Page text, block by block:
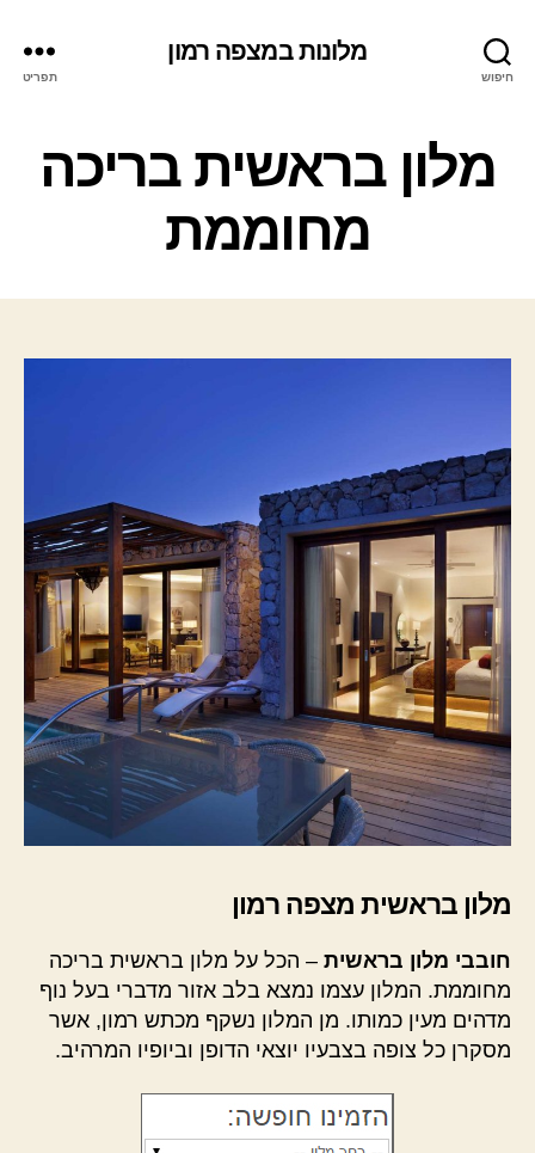
חיפוש
מלונות במצפה רמון
תפריט
ק
ט
ו
ר
ו
מלון בראשית בריכה
מחוממת
מלון בראשית מצפה רמון
חובבי מלון בראשית – הכל על מלון בראשית בריכה
מחוממת. המלון עצמו נמצא בלב אזור מדברי בעל נוף
מדהים מעין כמותו. מן המלון נשקף מכתש רמון, אשר
מסקרן כל צופה בצבעיו יוצאי הדופן וביופיו המרהיב.